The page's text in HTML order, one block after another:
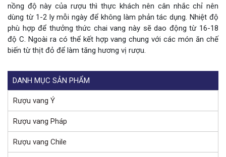
nồng độ này của rượu thì thực khách nên cân nhắc chỉ nên
dùng từ 1-2 ly mỗi ngày để không làm phản tác dụng. Nhiệt độ
phù hợp để thưởng thức chai vang này sẽ dao động từ 16-18
độ C. Ngoài ra có thể kết hợp vang chung với các món ăn chế
biến từ thịt đỏ để làm tăng hương vị rượu.
DANH MỤC SẢN PHẨM
Rượu vang Ý
Rượu vang Pháp
Rượu vang Chile